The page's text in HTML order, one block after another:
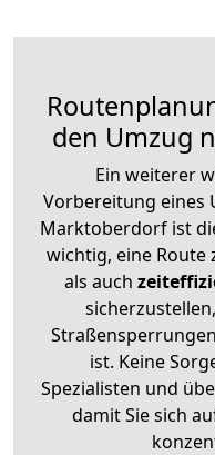
den Umzug
Ein weiterer
Vorbereitung eines
Marktoberdorf ist
wichtig, eine Route
als auch
ist. Keine
Spezialisten und
damit Sie sich